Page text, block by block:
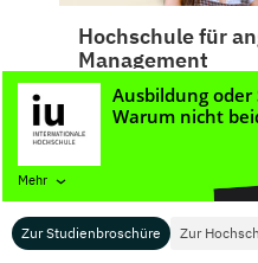
Zur Studienbroschüre Zur
Mehr
Hochschule für
Management
Ismaning
Creative Media,